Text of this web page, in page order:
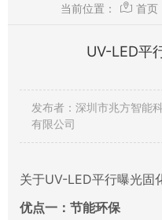
当前位置： 首页
UV-LED平
发布者：深圳市兆方智能
有限公司
关于UV-LED平行曝光固
优点一：节能环保